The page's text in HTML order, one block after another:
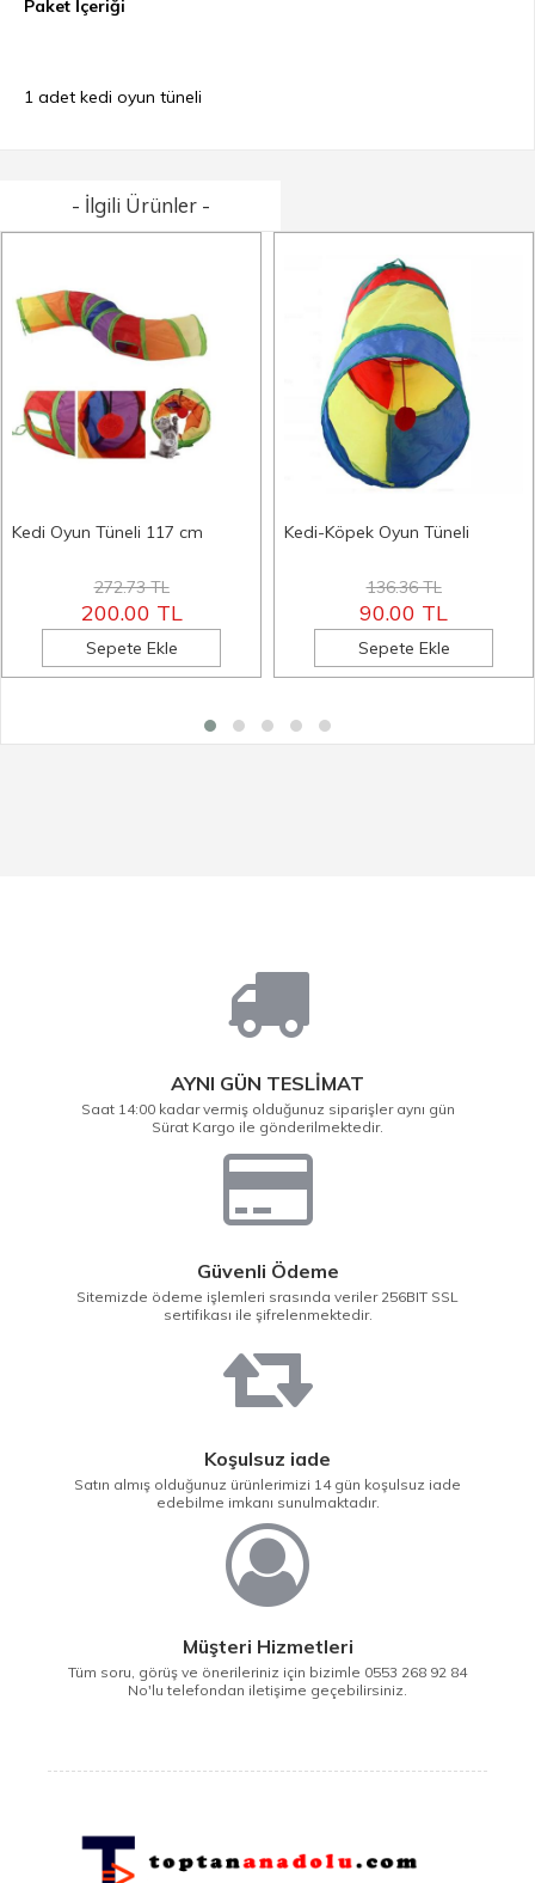
Paket İçeriği
1 adet kedi oyun tüneli
- İlgili Ürünler -
Kedi Oyun Tüneli 117 cm
272.73 TL
200.00 TL
Sepete Ekle
Kedi-Köpek Oyun Tüneli
136.36 TL
90.00 TL
Sepete Ekle
AYNI GÜN TESLİMAT
Saat 14:00 kadar vermiş olduğunuz siparişler aynı gün
Sürat Kargo ile gönderilmektedir.
Güvenli Ödeme
Sitemizde ödeme işlemleri srasında veriler 256BIT SSL
sertifikası ile şifrelenmektedir.
Koşulsuz iade
Satın almış olduğunuz ürünlerimizi 14 gün koşulsuz iade
edebilme imkanı sunulmaktadır.
Müşteri Hizmetleri
Tüm soru, görüş ve önerileriniz için bizimle 0553 268 92 84
No'lu telefondan iletişime geçebilirsiniz.